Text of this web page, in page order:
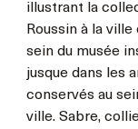
illustrant la
Roussin à la
sein du musée
jusque dans les
conservés au
ville. Sabre,